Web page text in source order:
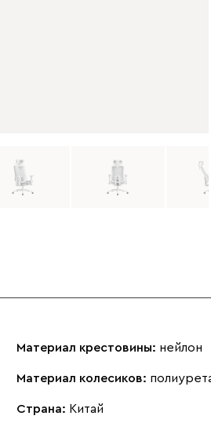
Материал крестовины: нейлон
Материал колесиков:
Страна: Китай